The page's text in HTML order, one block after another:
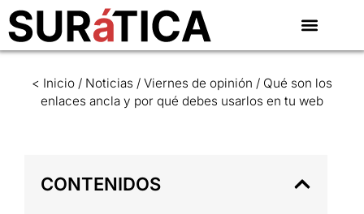
< Inicio / Noticias / Viernes de opinión / Qué son los
enlaces ancla y por qué debes usarlos en tu web
CONTENIDOS